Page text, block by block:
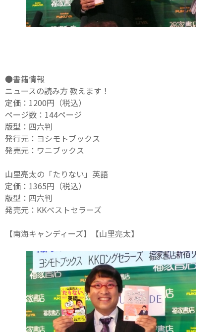
●書籍情報
ニュースの読み方 教えます！
定価：1200円（税込）
ページ数：144ページ
版型：四六判
発行元：ヨシモトブックス
発売元：ワニブックス
山里亮太の「たりない」英語
定価：1365円（税込）
版型：四六判
発売元：KKベストセラーズ
【南海キャンディーズ】【山里亮太】